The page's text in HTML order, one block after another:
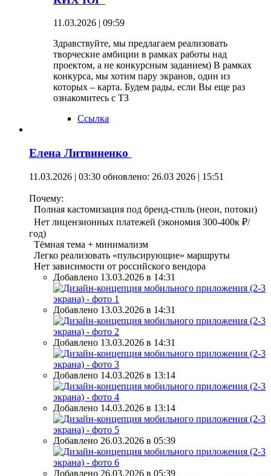
11.03.2026 | 09:59
Здравствуйте, мы предлагаем реализовать
творческие амбиции в рамках работы над
проектом, а не конкурсным заданием) В рамках
конкурса, мы хотим пару экранов, один из
которых – карта. Будем рады, если Вы еще раз
ознакомитесь с ТЗ
Ссылка
Елена Литвиненко
11.03.2026 | 03:30 обновлено: 26.03 2026 | 15:51
Почему:
Полная кастомизация под бренд-стиль (неон, потоки)
Нет лицензионных платежей (экономия 300-400к ₽/
год)
Тёмная тема + минимализм
Легко реализовать «пульсирующие» маршруты
Нет зависимости от российского вендора
Добавлено 13.03.2026 в 14:31
Добавлено 13.03.2026 в 14:31
Добавлено 13.03.2026 в 14:31
Добавлено 14.03.2026 в 13:14
Добавлено 14.03.2026 в 13:14
Добавлено 26.03.2026 в 05:39
Добавлено 26.03.2026 в 05:39